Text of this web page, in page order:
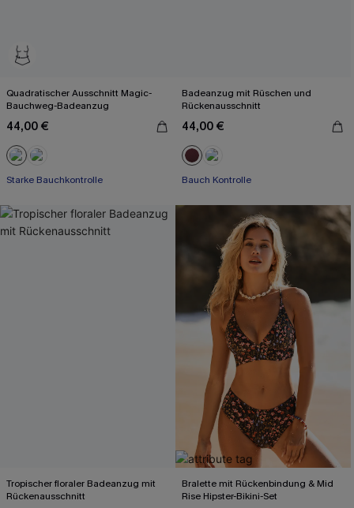
Quadratischer Ausschnitt Magic-
Bauchweg-Badeanzug
44,00 €
Starke Bauchkontrolle
Badeanzug mit Rüschen und
Rückenausschnitt
44,00 €
Bauch Kontrolle
Tropischer floraler Badeanzug mit
Rückenausschnitt
Bralette mit Rückenbindung & Mid
Rise Hipster-Bikini-Set